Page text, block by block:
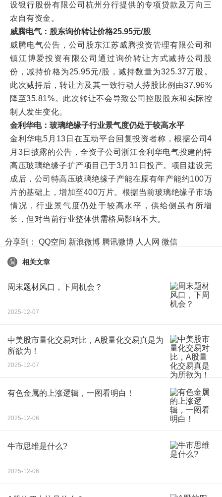
设银行股份有限公司杭州分行提供的专项贷款及万向三
农自有资金。
威腾电气：股东询价转让价格25.95元/股
威腾电气公告，公司股东江苏威腾投资管理有限公司和
镇江博爱投资有限公司通过询价转让方式减持公司股
份，减持价格为25.95元/股，减持数量为325.37万股。
此次减持后，转让方及其一致行动人持股比例由37.96%
降至35.81%。此次转让不会导致公司控股股东和实际控
制人发生变化。
金利华电：玻璃绝缘子行业景气度仍处于较高水平
金利华电5月13日在互动平台回复投资者称，根据公司4
月3日披露的公告，全资子公司浙江金利华电气投建的特
高压玻璃绝缘子扩产项目已于3月31日投产。项目建设完
成后，公司特高压玻璃绝缘子产能在原有年产能约100万
片的基础上，增加至400万片。根据当前玻璃绝缘子市场
情况，行业景气度仍处于较高水平，供给侧虽有所增
长，但对当前行业整体供需格局影响不大。
分享到： QQ空间 新浪微博 腾讯微博 人人网 微信
相关文章
周末题材风口，下周机会？
2025-12-07
中美股市量化交易对比，A股量化交易真是为
所欲为！
2025-12-07
有色金属的上涨逻辑，一图看明白！
2025-12-06
牛市思维是什么?
2025-12-06